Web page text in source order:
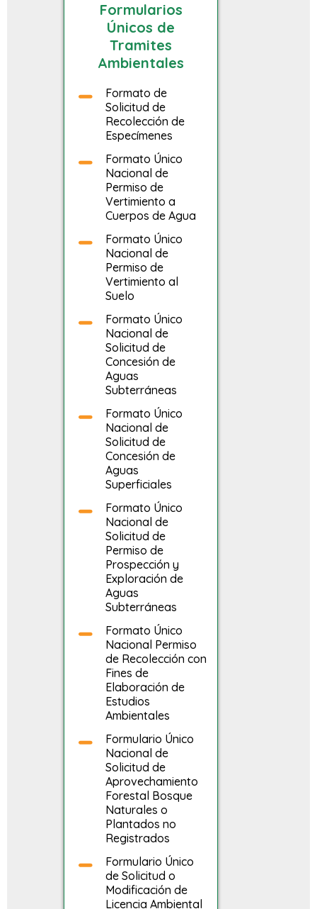
Formularios
Únicos de
Tramites
Ambientales
Formato de
Solicitud de
Recolección de
Especímenes
Formato Único
Nacional de
Permiso de
Vertimiento a
Cuerpos de Agua
Formato Único
Nacional de
Permiso de
Vertimiento al
Suelo
Formato Único
Nacional de
Solicitud de
Concesión de
Aguas
Subterráneas
Formato Único
Nacional de
Solicitud de
Concesión de
Aguas
Superficiales
Formato Único
Nacional de
Solicitud de
Permiso de
Prospección y
Exploración de
Aguas
Subterráneas
Formato Único
Nacional Permiso
de Recolección con
Fines de
Elaboración de
Estudios
Ambientales
Formulario Único
Nacional de
Solicitud de
Aprovechamiento
Forestal Bosque
Naturales o
Plantados no
Registrados
Formulario Único
de Solicitud o
Modificación de
Licencia Ambiental